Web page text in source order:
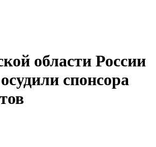
области России
спонсора